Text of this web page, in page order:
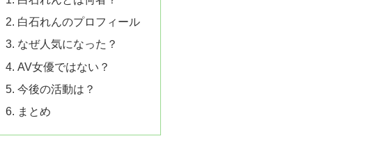
白石れんのプロフィール
なぜ人気になった？
AV女優ではない？
今後の活動は？
まとめ